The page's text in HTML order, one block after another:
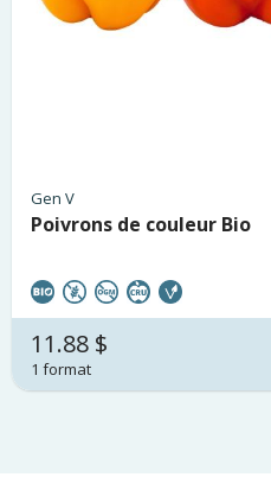
Gen V
Poivrons de couleur Bio
11.88 $
1 format